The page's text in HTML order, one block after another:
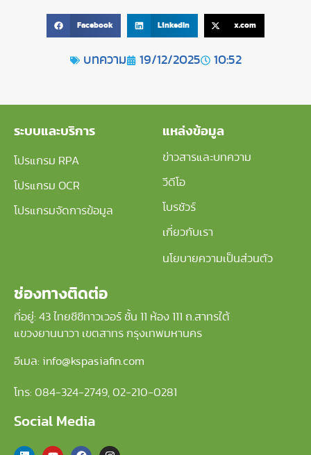
Facebook LinkedIn x.com
บทความ 19/12/2025 10:52
ระบบและบริการ
โปรแกรม RPA
โปรแกรม OCR
โปรแกรมจัดการข้อมูล
แหล่งข้อมูล
ข่าวสารและบทความ
วีดีโอ
โบรชัวร์
เกี่ยวกับเรา
นโยบายความเป็นส่วนตัว
ช่องทางติดต่อ
ที่อยู่: 43 ไทยซีซีทาวเวอร์ ชั้น 11 ห้อง 111 ถ.สาทรใต้
แขวงยานนาวา เขตสาทร กรุงเทพมหานคร
อีเมล: info@kspasiafin.com
โทร: 084-324-2749 02-210-0281
Social Media